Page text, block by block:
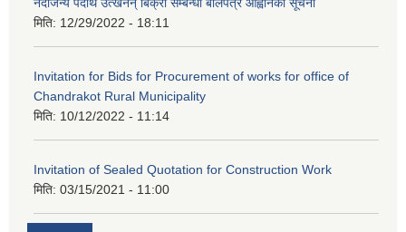
मिति: 12/29/2022 - 18:11
Invitation for Bids for Procurement of works for office of
Chandrakot Rural Municipality
मिति: 10/12/2022 - 11:14
Invitation of Sealed Quotation for Construction Work
मिति: 03/15/2021 - 11:00